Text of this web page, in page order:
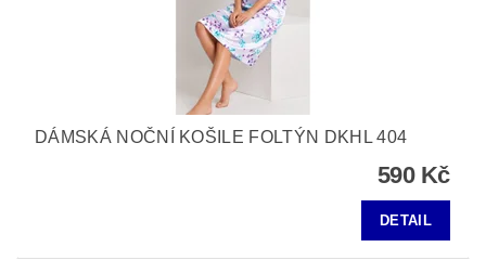
DÁMSKÁ NOČNÍ KOŠILE FOLTÝN DKHL 404
590 Kč
DETAIL